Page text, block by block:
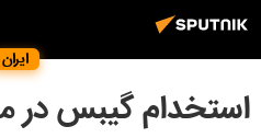
ایران
استخدام گیبس در